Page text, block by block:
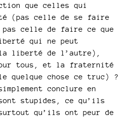
que celles qui
(pas celle de se faire
celle de faire ce que
qui ne peut
la liberté de l’autre),
tous, et la fraternité
quelque chose ce truc) ?
conclure en
stupides, ce qu’ils
qu’ils ont peur de